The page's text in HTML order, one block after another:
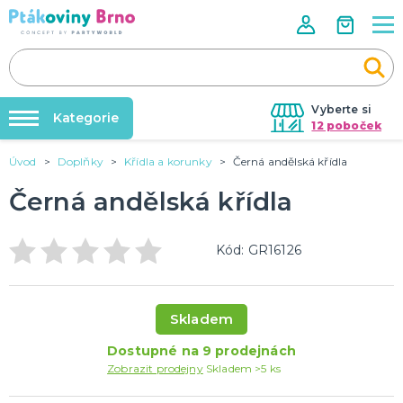
Vyberte si
12 poboček
Rozlučky se svobodou🌹
Tabulky velikostí
Dárky s potiskem
Nafukování balónků
Půjčovna kostýmů
Kategorie
VALENTÝN
Dárky pro muže
Dárky pro ženy
Sexy kostýmy - spodní prádlo
DALŠÍ KATEGORIE
Svatební dekorace na auto
Svatební dekorace
Svatební girlandy
Svatební doplňky
DALŠÍ KATEGORIE
Úvod Doplňky Křídla a korunky Černá andělská křídla
Černá andělská křídla
Kód: GR16126
Skladem
Dostupné na 9 prodejnách
Zobrazit prodejny Skladem >5 ks